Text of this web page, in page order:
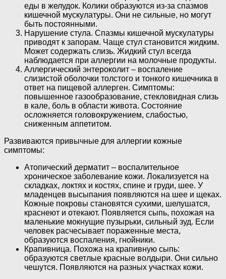
еды в желудок. Колики образуются из-за спазмов
кишечной мускулатуры. Они не сильные, но могут
быть постоянными.
Нарушение стула. Спазмы кишечной мускулатуры
приводят к запорам. Чаще стул становится жидким.
Может содержать слизь. Жидкий стул всегда
наблюдается при аллергии на молочные продукты.
Аллергический энтероколит – воспаление
слизистой оболочки толстого и тонкого кишечника в
ответ на пищевой аллерген. Симптомы:
повышенное газообразование, стекловидная слизь
в кале, боль в области живота. Состояние
осложняется головокружением, слабостью,
сниженным аппетитом.
Развиваются привычные для аллергии кожные
симптомы:
Атопический дерматит – воспалительное
хроническое заболевание кожи. Локализуется на
складках, локтях и костях, спине и груди, шее. У
младенцев высыпания появляются на шее и щеках.
Кожные покровы становятся сухими, шелушатся,
краснеют и отекают. Появляется сыпь, похожая на
маленькие мокнущие пузырьки, сильный зуд. Если
человек расчесывает пораженные места,
образуются воспаления, гнойники.
Крапивница. Похожа на крапивную сыпь:
образуются светлые красные волдыри. Они сильно
чешутся. Появляются на разных участках кожи.